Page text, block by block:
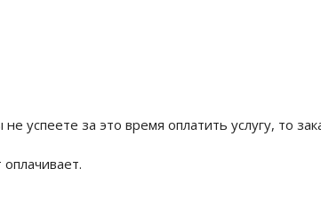
успеете за это время оплатить услугу, то